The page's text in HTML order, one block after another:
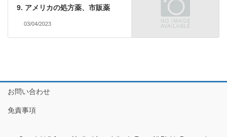
9. アメリカの処方薬、市販薬
03/04/2023
お問い合わせ
免責事項